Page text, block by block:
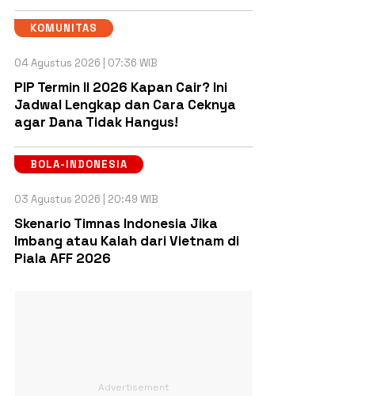
KOMUNITAS
04 Agustus 2026 | 07:36 WIB
PIP Termin II 2026 Kapan Cair? Ini
Jadwal Lengkap dan Cara Ceknya
agar Dana Tidak Hangus!
BOLA-INDONESIA
03 Agustus 2026 | 20:49 WIB
Skenario Timnas Indonesia Jika
Imbang atau Kalah dari Vietnam di
Piala AFF 2026